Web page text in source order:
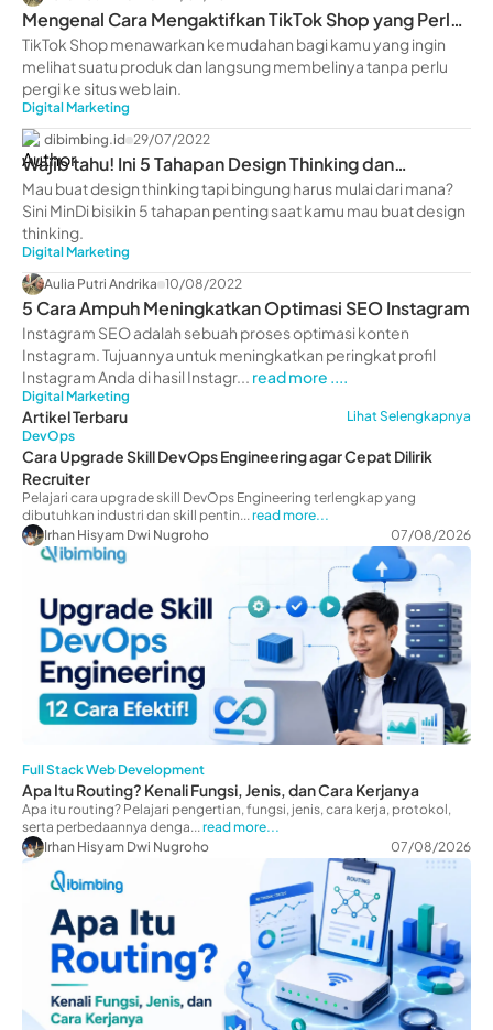
Mengenal Cara Mengaktifkan TikTok Shop yang Perlu
Kamu Ketahui
TikTok Shop menawarkan kemudahan bagi kamu yang ingin
melihat suatu produk dan langsung membelinya tanpa perlu
pergi ke situs web lain.
Digital Marketing
dibimbing.id 29/07/2022
Wajib tahu! Ini 5 Tahapan Design Thinking dan
Penerapannya
Mau buat design thinking tapi bingung harus mulai dari mana?
Sini MinDi bisikin 5 tahapan penting saat kamu mau buat design
thinking.
Digital Marketing
Aulia Putri Andrika 10/08/2022
5 Cara Ampuh Meningkatkan Optimasi SEO Instagram
Instagram SEO adalah sebuah proses optimasi konten
Instagram. Tujuannya untuk meningkatkan peringkat profil
Instagram Anda di hasil Instagr... read more ....
Digital Marketing
Artikel Terbaru
Lihat Selengkapnya
DevOps
Cara Upgrade Skill DevOps Engineering agar Cepat Dilirik
Recruiter
Pelajari cara upgrade skill DevOps Engineering terlengkap yang
dibutuhkan industri dan skill pentin...read more...
Irhan Hisyam Dwi Nugroho
07/08/2026
Full Stack Web Development
Apa Itu Routing? Kenali Fungsi, Jenis, dan Cara Kerjanya
Apa itu routing? Pelajari pengertian, fungsi, jenis, cara kerja, protokol,
serta perbedaannya denga...read more...
Irhan Hisyam Dwi Nugroho
07/08/2026